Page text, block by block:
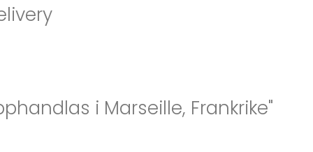
i Marseille, Frankrike"